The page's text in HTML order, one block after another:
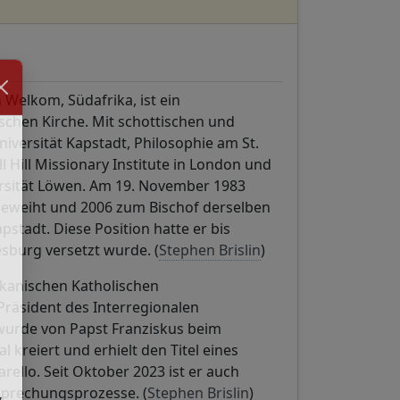
Südafrika, ist ein
Kirche. Mit schottischen und
Kapstadt, Philosophie am St.
Hill Missionary Institute in London und
Löwen. Am 19. November 1983
und 2006 zum Bischof derselben
Diese Position hatte er bis
versetzt wurde. (Stephen Brislin)
Katholischen
des Interregionalen
von Papst Franziskus beim
kreiert und erhielt den Titel eines
Seit Oktober 2023 ist er auch
(Stephen Brislin)